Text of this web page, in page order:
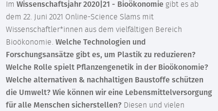
Im Wissenschaftsjahr 2020|21 - Bioökonomie gibt es ab
dem 22. Juni 2021 Online-Science Slams mit
Wissenschaftler*innen aus dem vielfältigen Bereich
Bioökonomie. Welche Technologien und
Forschungsansätze gibt es, um Plastik zu reduzieren?
Welche Rolle spielt Pflanzengenetik in der Bioökonomie?
Welche alternativen & nachhaltigen Baustoffe schützen
die Umwelt? Wie können wir eine Lebensmittelversorgung
für alle Menschen sicherstellen? Diesen und vielen